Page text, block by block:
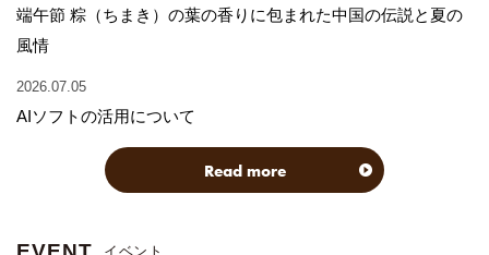
端午節 粽（ちまき）の葉の香りに包まれた中国の伝説と夏の
風情
2026.07.05
AIソフトの活用について
Read more
イベント